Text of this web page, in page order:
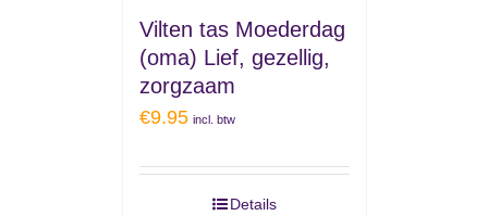
Vilten tas Moederdag
(oma) Lief, gezellig,
zorgzaam
€9.95 incl. btw
Details